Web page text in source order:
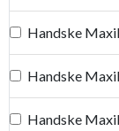
Handske
Handske
Handske